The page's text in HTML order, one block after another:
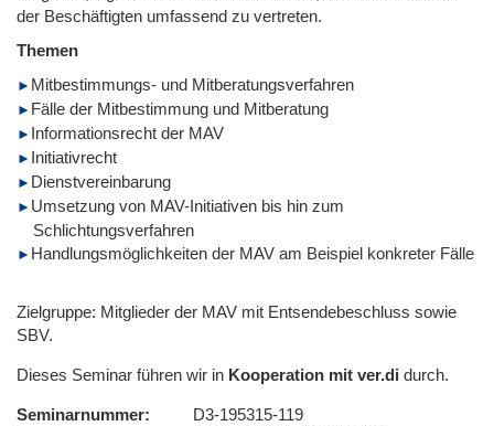
der Beschäftigten umfassend zu vertreten.
Themen
Mitbestimmungs- und Mitberatungsverfahren
Fälle der Mitbestimmung und Mitberatung
Informationsrecht der MAV
Initiativrecht
Dienstvereinbarung
Umsetzung von MAV-Initiativen bis hin zum
Schlichtungsverfahren
Handlungsmöglichkeiten der MAV am Beispiel konkreter Fälle
Zielgruppe: Mitglieder der MAV mit Entsendebeschluss sowie
SBV.
Dieses Seminar führen wir in Kooperation mit ver.di durch.
Seminarnummer
D3-195315-119